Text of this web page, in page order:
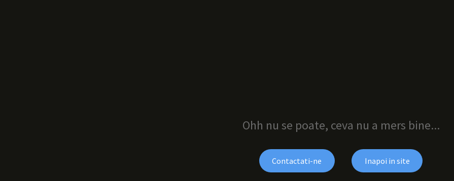
Ohh nu se poate, ceva nu a mers bine...
Contactati-ne Inapoi in site